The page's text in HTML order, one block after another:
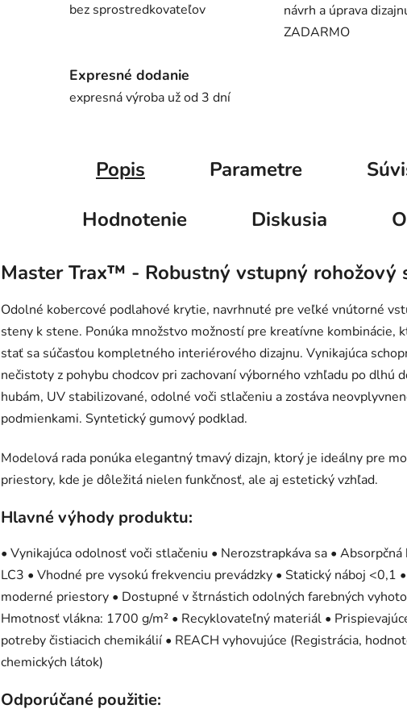
bez sprostredkovateľov
návrh a úprava
ZADARMO
Expresné dodanie
expresná výroba už od 3 dní
Popis Parametre
Hodnotenie
Diskusia
Master Trax™ - Robustný vstupný rohožový
Odolné kobercové podlahové krytie, navrhnuté pre veľké vnútorné
steny k stene. Ponúka množstvo možností pre kreatívne kombinácie,
stať sa súčasťou kompletného interiérového dizajnu. Vynikajúca
nečistoty z pohybu chodcov pri zachovaní výborného vzhľadu po dlhú
hubám, UV stabilizované, odolné voči stlačeniu a zostáva
podmienkami. Syntetický gumový podklad.
Modelová rada ponúka elegantný tmavý dizajn, ktorý je ideálny pre
priestory, kde je dôležitá nielen funkčnosť, ale aj estetický vzhľad.
Hlavné výhody produktu:
• Vynikajúca odolnosť voči stlačeniu • Nerozstrapkáva sa •
LC3 • Vhodné pre vysokú frekvenciu prevádzky • Statický náboj
moderné priestory • Dostupné v štrnástich odolných farebných
Hmotnosť vlákna: 1700 g/m² • Recyklovateľný materiál •
potreby čistiacich chemikálií • REACH vyhovujúce (Registrácia,
chemických látok)
Odporúčané použitie: